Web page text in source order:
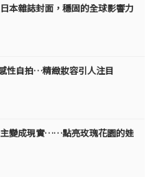
本雜誌封面，穩固的全球影響力
性自拍…精緻妝容引人注目
變成現實……點亮玫瑰花園的娃